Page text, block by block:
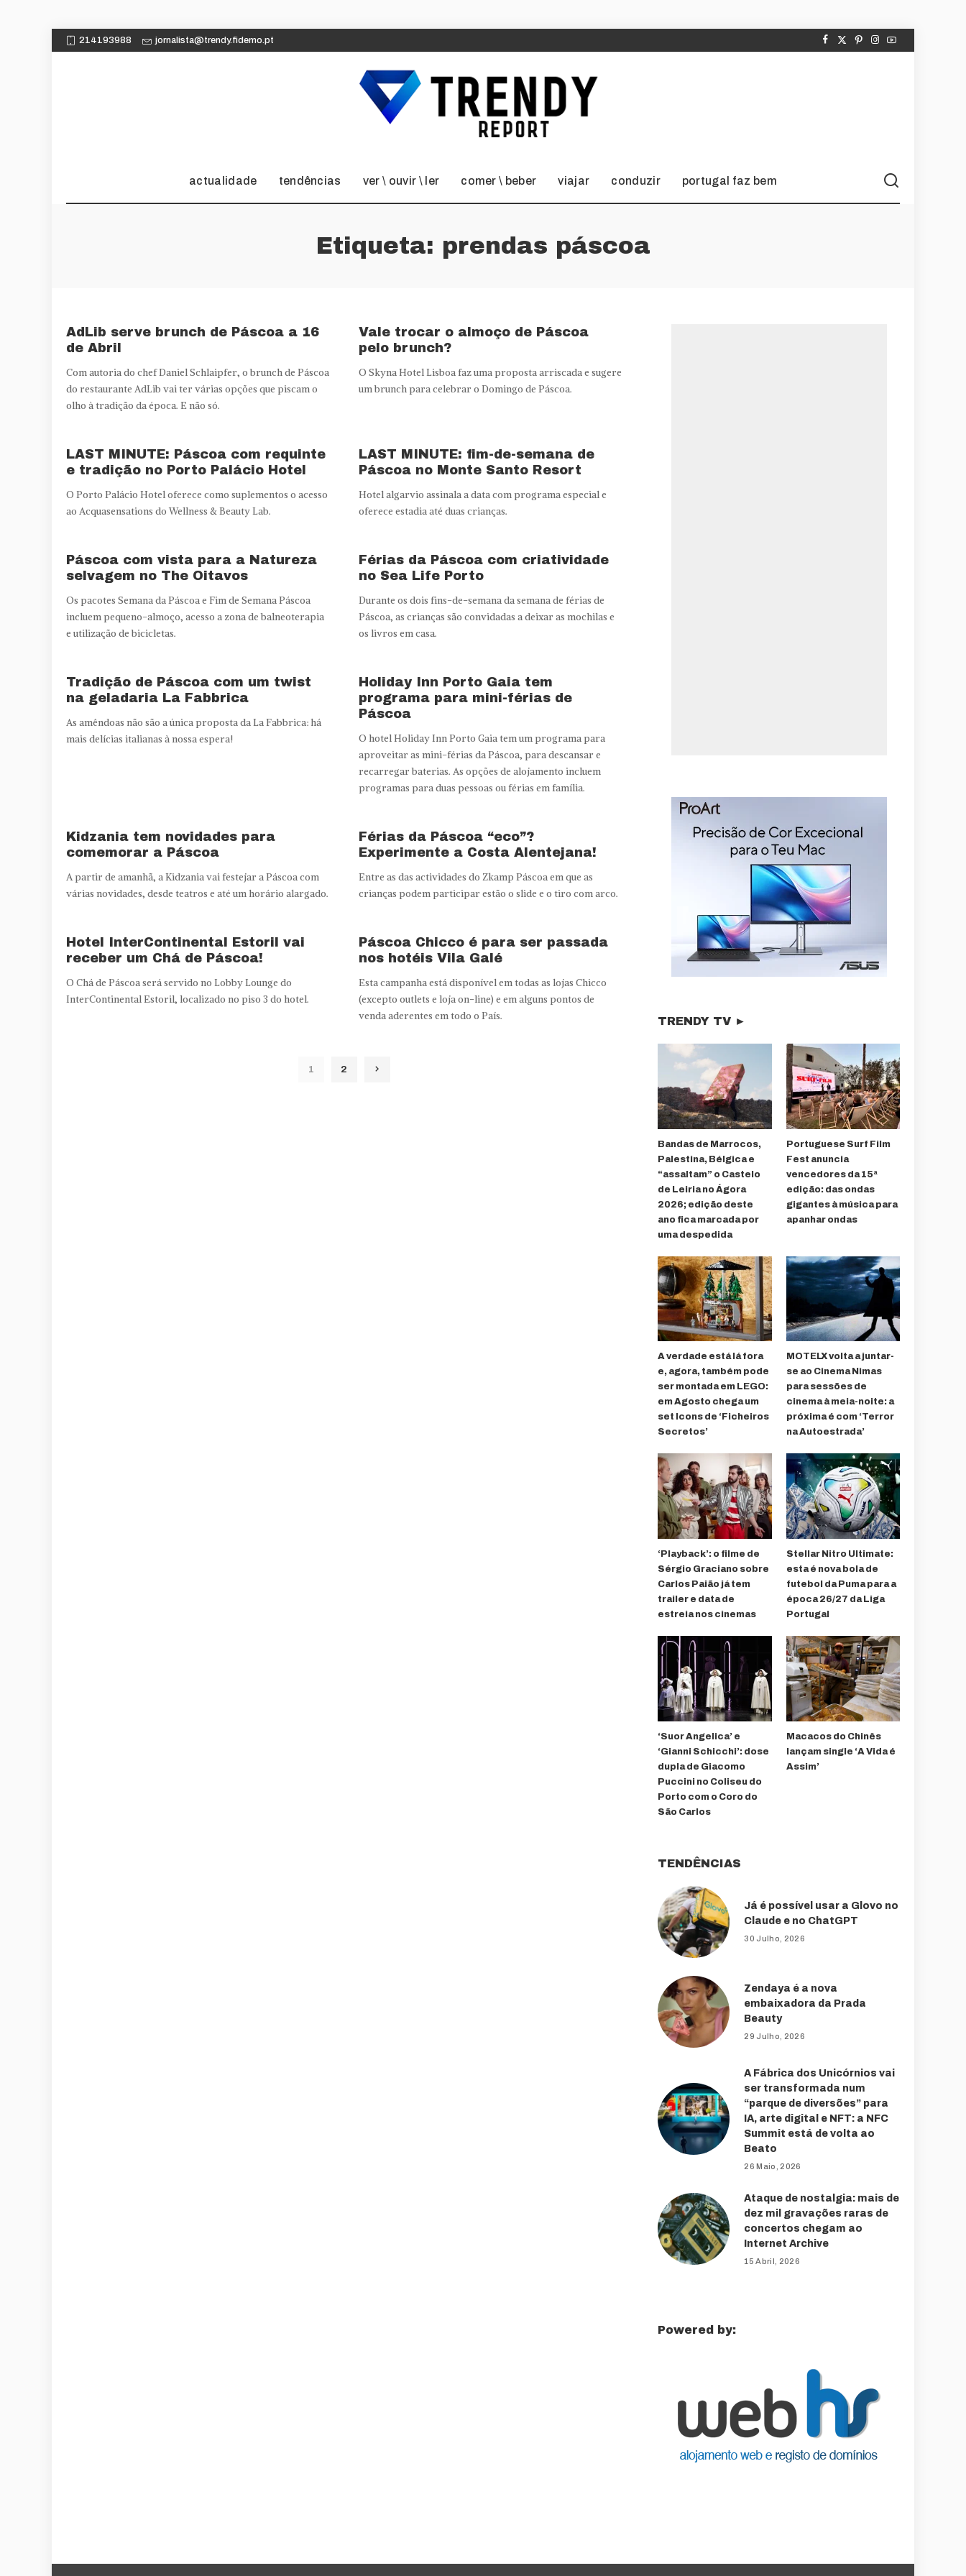
214193988 jornalista@trendy.fidemo.pt
actualidade tendências ver \ ouvir \ ler comer \ beber viajar conduzir portugal faz bem
Etiqueta: prendas páscoa
AdLib serve brunch de Páscoa a 16
de Abril
Com autoria do chef Daniel Schlaipfer, o brunch de Páscoa
do restaurante AdLib vai ter várias opções que piscam o
olho à tradição da época. E não só.
Vale trocar o almoço de Páscoa
pelo brunch?
O Skyna Hotel Lisboa faz uma proposta arriscada e sugere
um brunch para celebrar o Domingo de Páscoa.
LAST MINUTE: Páscoa com requinte
e tradição no Porto Palácio Hotel
O Porto Palácio Hotel oferece como suplementos o acesso
ao Acquasensations do Wellness & Beauty Lab.
LAST MINUTE: fim-de-semana de
Páscoa no Monte Santo Resort
Hotel algarvio assinala a data com programa especial e
oferece estadia até duas crianças.
Páscoa com vista para a Natureza
selvagem no The Oitavos
Os pacotes Semana da Páscoa e Fim de Semana Páscoa
incluem pequeno-almoço, acesso a zona de balneoterapia
e utilização de bicicletas.
Férias da Páscoa com criatividade
no Sea Life Porto
Durante os dois fins-de-semana da semana de férias de
Páscoa, as crianças são convidadas a deixar as mochilas e
os livros em casa.
Tradição de Páscoa com um twist
na geladaria La Fabbrica
As amêndoas não são a única proposta da La Fabbrica: há
mais delícias italianas à nossa espera!
Holiday Inn Porto Gaia tem
programa para mini-férias de
Páscoa
O hotel Holiday Inn Porto Gaia tem um programa para
aproveitar as mini-férias da Páscoa, para descansar e
recarregar baterias. As opções de alojamento incluem
programas para duas pessoas ou férias em família.
Kidzania tem novidades para
comemorar a Páscoa
A partir de amanhã, a Kidzania vai festejar a Páscoa com
várias novidades, desde teatros e até um horário alargado.
Férias da Páscoa “eco”?
Experimente a Costa Alentejana!
Entre as das actividades do Zkamp Páscoa em que as
crianças podem participar estão o slide e o tiro com arco.
Hotel InterContinental Estoril vai
receber um Chá de Páscoa!
O Chá de Páscoa será servido no Lobby Lounge do
InterContinental Estoril, localizado no piso 3 do hotel.
Páscoa Chicco é para ser passada
nos hotéis Vila Galé
Esta campanha está disponível em todas as lojas Chicco
(excepto outlets e loja on-line) e em alguns pontos de
venda aderentes em todo o País.
1 2
TRENDY TV ►
Bandas de Marrocos,
Palestina, Bélgica e
“assaltam” o Castelo
de Leiria no Ágora
2026; edição deste
ano fica marcada por
uma despedida
Portuguese Surf Film
Fest anuncia
vencedores da 15ª
edição: das ondas
gigantes à música para
apanhar ondas
A verdade está lá fora
e, agora, também pode
ser montada em LEGO:
em Agosto chega um
set Icons de ‘Ficheiros
Secretos’
MOTELX volta a juntar-
se ao Cinema Nimas
para sessões de
cinema à meia-noite: a
próxima é com ‘Terror
na Autoestrada’
‘Playback’: o filme de
Sérgio Graciano sobre
Carlos Paião já tem
trailer e data de
estreia nos cinemas
Stellar Nitro Ultimate:
esta é nova bola de
futebol da Puma para a
época 26/27 da Liga
Portugal
‘Suor Angelica’ e
‘Gianni Schicchi’: dose
dupla de Giacomo
Puccini no Coliseu do
Porto com o Coro do
São Carlos
Macacos do Chinês
lançam single ‘A Vida é
Assim’
TENDÊNCIAS
Já é possível usar a Glovo no
Claude e no ChatGPT
30 Julho, 2026
Zendaya é a nova
embaixadora da Prada
Beauty
29 Julho, 2026
A Fábrica dos Unicórnios vai
ser transformada num
“parque de diversões” para
IA, arte digital e NFT: a NFC
Summit está de volta ao
Beato
26 Maio, 2026
Ataque de nostalgia: mais de
dez mil gravações raras de
concertos chegam ao
Internet Archive
15 Abril, 2026
Powered by: